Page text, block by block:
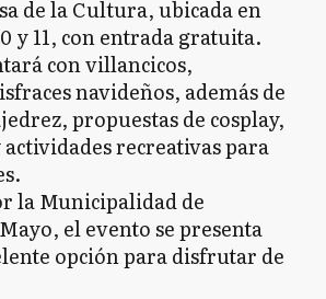
de la Cultura, ubicada en
y 11, con entrada gratuita.
con villancicos,
navideños, además de
propuestas de cosplay,
recreativas para
la Municipalidad de
el evento se presenta
opción para disfrutar de